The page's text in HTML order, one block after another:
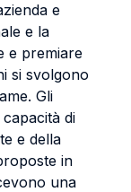
e
e la
e premiare
si svolgono
Gli
di
e della
in
una